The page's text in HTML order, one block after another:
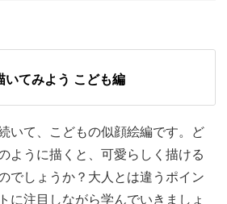
01:46
03:24
いてみよう こども編
いて、こどもの似顔絵編です。ど
ように描くと、可愛らしく描ける
でしょうか？大人とは違うポイン
トに注目しながら学んでいきましょ